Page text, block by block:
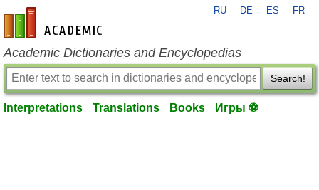
en-academic.com
RU DE ES FR
Academic Dictionaries and Encyclopedias
Search!
Interpretations Translations Books Игры ⚽